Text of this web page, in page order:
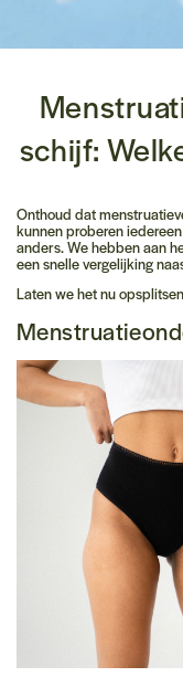
schijf:
Onthoud dat
kunnen proberen
anders. We hebben aan
een snelle vergelijking
Laten we het nu